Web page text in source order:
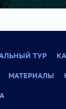
ТУР
МАТЕРИАЛЫ